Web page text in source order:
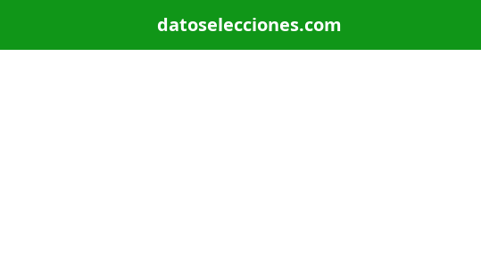
datoselecciones.com